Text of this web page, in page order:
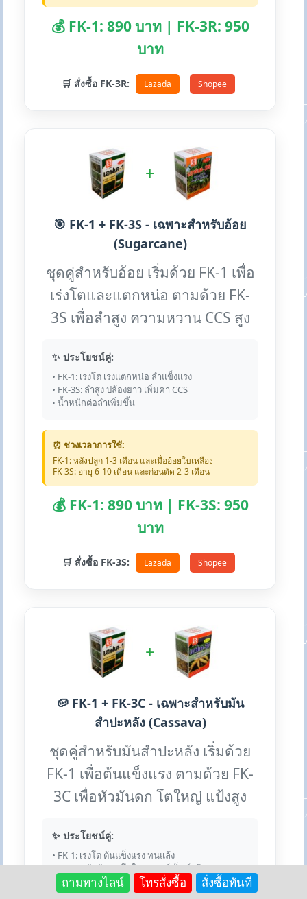
💰 FK-1: 890 บาท | FK-3R: 950
บาท
🛒 สั่งซื้อ FK-3R: Lazada Shopee
+
🎯 FK-1 + FK-3S - เฉพาะสำหรับอ้อย
(Sugarcane)
ชุดคู่สำหรับอ้อย เริ่มด้วย FK-1 เพื่อ
เร่งโตและแตกหน่อ ตามด้วย FK-
3S เพื่อลำสูง ความหวาน CCS สูง
✨ ประโยชน์คู่:
• FK-1: เร่งโต เร่งแตกหน่อ ลำแข็งแรง
• FK-3S: ลำสูง ปล้องยาว เพิ่มค่า CCS
• น้ำหนักต่อลำเพิ่มขึ้น
⏰ ช่วงเวลาการใช้:
FK-1: หลังปลูก 1-3 เดือน และเมื่ออ้อยใบเหลือง
FK-3S: อายุ 6-10 เดือน และก่อนตัด 2-3 เดือน
💰 FK-1: 890 บาท | FK-3S: 950
บาท
🛒 สั่งซื้อ FK-3S: Lazada Shopee
+
🥔 FK-1 + FK-3C - เฉพาะสำหรับมัน
สำปะหลัง (Cassava)
ชุดคู่สำหรับมันสำปะหลัง เริ่มด้วย
FK-1 เพื่อต้นแข็งแรง ตามด้วย FK-
3C เพื่อหัวมันดก โตใหญ่ แป้งสูง
✨ ประโยชน์คู่:
• FK-1: เร่งโต ต้นแข็งแรง ทนแล้ง
• FK-3C: หัวมันดก โตใหญ่ เปอร์เซ็นต์แป้งสูง
• น้ำหนักต่อต้นเพิ่มขึ้นมาก
ถามทางไลน์ โทรสั่งซื้อ สั่งซื้อทันที